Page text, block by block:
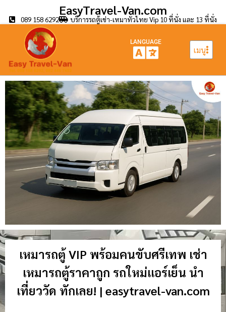
EasyTravel-Van.com
089 158 6292 บริการรถตู้เช่า-เหมาทั่วไทย Vip 10 ที่นั่ง และ 13 ที่นั่ง
เมนู
LANGUAGE
เหมารถตู้ VIP พร้อมคนขับศรีเทพ เช่า
เหมารถตู้ราคาถูก รถใหม่แอร์เย็น นำ
เที่ยววัด ทักเลย! | easytravel-van.com